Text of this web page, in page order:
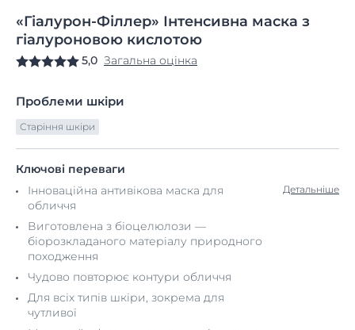
«Гіалурон-Філлер» Інтенсивна маска з
гіалуроновою кислотою
5,0 Загальна оцінка
Проблеми шкіри
Старіння шкіри
Ключові переваги
Інноваційна антивікова маска для
обличчя
Виготовлена з біоцелюлози —
біорозкладаного матеріалу природного
походження
Чудово повторює контури обличчя
Для всіх типів шкіри, зокрема для
чутливої
Детальніше